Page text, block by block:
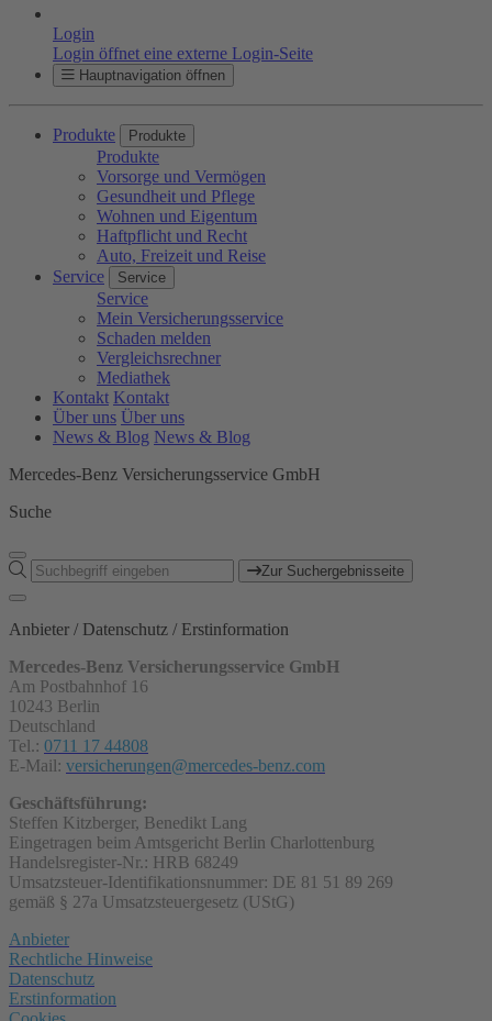
Login
Login öffnet eine externe Login-Seite
Hauptnavigation öffnen
Produkte Produkte
Produkte
Vorsorge und Vermögen
Gesundheit und Pflege
Wohnen und Eigentum
Haftpflicht und Recht
Auto, Freizeit und Reise
Service
Service
Service
Mein Versicherungsservice
Schaden melden
Vergleichsrechner
Mediathek
Kontakt Kontakt
Über uns Über uns
News & Blog News & Blog
Mercedes-Benz Versicherungsservice GmbH
Suche
Zur Suchergebnisseite
Anbieter / Datenschutz / Erstinformation
Mercedes-Benz Versicherungsservice GmbH
Am Postbahnhof 16
10243 Berlin
Deutschland
Tel.: 0711 17 44808
E-Mail: versicherungen@mercedes-benz.com
Geschäftsführung:
Steffen Kitzberger, Benedikt Lang
Eingetragen beim Amtsgericht Berlin Charlottenburg
Handelsregister-Nr.: HRB 68249
Umsatzsteuer-Identifikationsnummer: DE 81 51 89 269
gemäß § 27a Umsatzsteuergesetz (UStG)
Anbieter
Rechtliche Hinweise
Datenschutz
Erstinformation